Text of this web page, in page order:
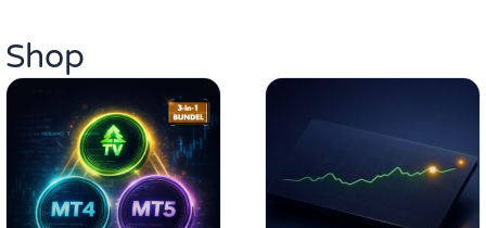
Shop